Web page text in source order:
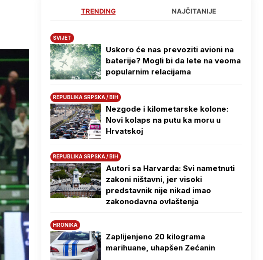
TRENDING NAJČITANIJE
SVIJET
Uskoro će nas prevoziti avioni na
baterije? Mogli bi da lete na veoma
popularnim relacijama
REPUBLIKA SRPSKA / BIH
Nezgode i kilometarske kolone:
Novi kolaps na putu ka moru u
Hrvatskoj
REPUBLIKA SRPSKA / BIH
Autori sa Harvarda: Svi nametnuti
zakoni ništavni, jer visoki
predstavnik nije nikad imao
zakonodavna ovlaštenja
HRONIKA
Zaplijenjeno 20 kilograma
marihuane, uhapšen Zećanin